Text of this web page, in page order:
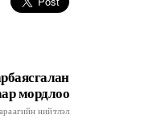
мордлоо
нийтлэл